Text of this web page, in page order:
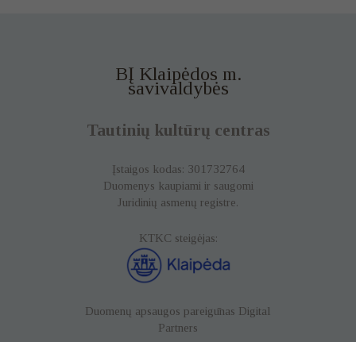
BĮ Klaipėdos m.
savivaldybės
Tautinių kultūrų centras
Įstaigos kodas: 301732764
Duomenys kaupiami ir saugomi
Juridinių asmenų registre.
KTKC steigėjas:
Duomenų apsaugos pareigūnas Digital
Partners